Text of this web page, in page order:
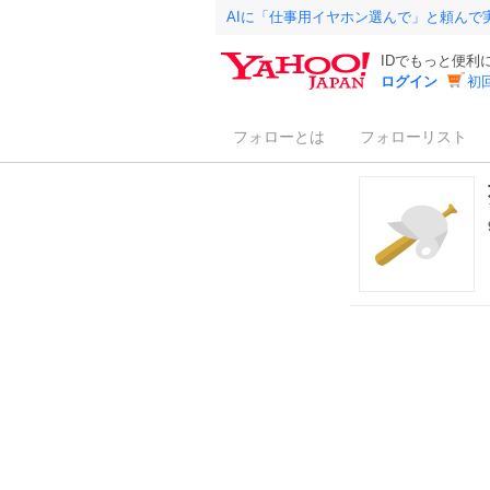
AIに「仕事用イヤホン選んで」と頼んで
IDでもっと便利
ログイン
初
フォローとは フォローリスト